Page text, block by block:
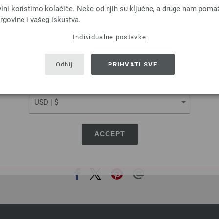
SHIPPING TO
USA - The United States of America
ACCEPT
koristimo kolačiće. Neke od njih su ključne, a druge nam
i vašeg iskustva.
Individualne postavke
Odbij PRIHVATI SVE
MILLE II
Merino, 50 % Akril
za dostavu, Osnovna cijena:
/
FELTRO
bez PDV-a, dodatno troškovi za dostavu,